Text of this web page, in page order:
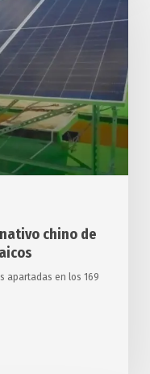
chino de
apartadas en los 169